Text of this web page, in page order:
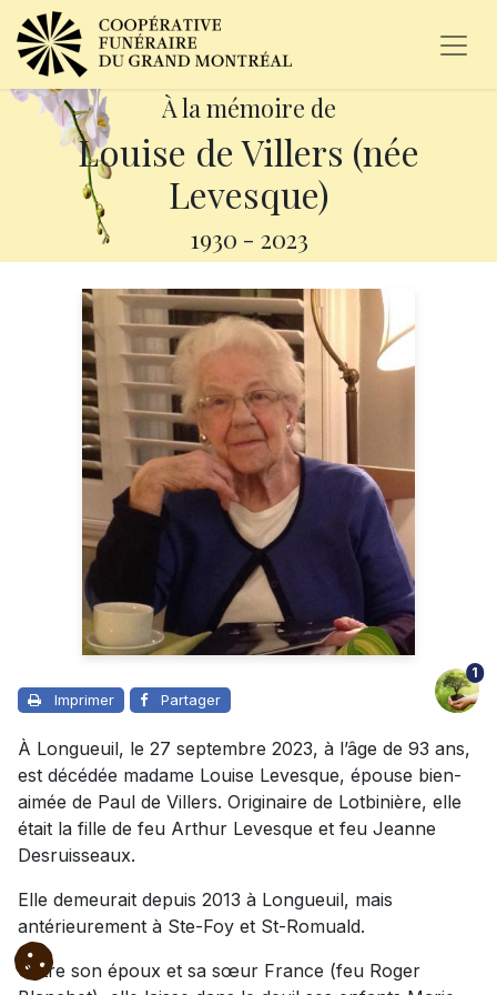
À la mémoire de
Louise de Villers (née
Levesque)
1930 - 2023
Imprimer Partager
1
À Longueuil, le 27 septembre 2023, à l’âge de 93 ans,
est décédée madame Louise Levesque, épouse bien-
aimée de Paul de Villers. Originaire de Lotbinière, elle
était la fille de feu Arthur Levesque et feu Jeanne
Desruisseaux.
Elle demeurait depuis 2013 à Longueuil, mais
antérieurement à Ste-Foy et St-Romuald.
Outre son époux et sa sœur France (feu Roger